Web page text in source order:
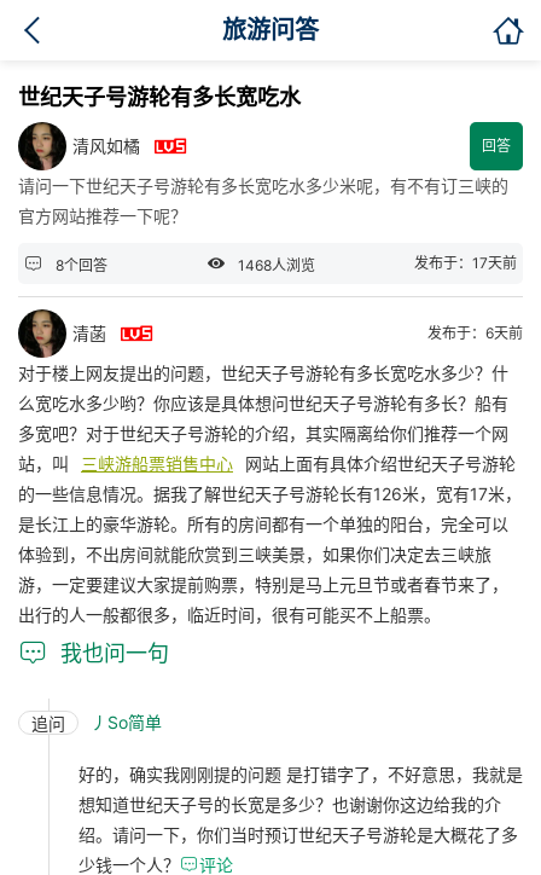
旅游问答 
世纪天子号游轮有多长宽吃水
清风如橘  回答
请问一下世纪天子号游轮有多长宽吃水多少米呢，有不有订三峡的
官方网站推荐一下呢？
 8个回答  1468人浏览 发布于：17天前
清菡  发布于：6天前
对于楼上网友提出的问题，世纪天子号游轮有多长宽吃水多少？什
么宽吃水多少哟？你应该是具体想问世纪天子号游轮有多长？船有
多宽吧？对于世纪天子号游轮的介绍，其实隔离给你们推荐一个网
站，叫
三峡游船票销售中心
网站上面有具体介绍世纪天子号游轮
的一些信息情况。据我了解世纪天子号游轮长有126米，宽有17米，
是长江上的豪华游轮。所有的房间都有一个单独的阳台，完全可以
体验到，不出房间就能欣赏到三峡美景，如果你们决定去三峡旅
游，一定要建议大家提前购票，特别是马上元旦节或者春节来了，
出行的人一般都很多，临近时间，很有可能买不上船票。
 我也问一句
追问 丿So简单
好的，确实我刚刚提的问题 是打错字了，不好意思，我就是
想知道世纪天子号的长宽是多少？也谢谢你这边给我的介
绍。请问一下，你们当时预订世纪天子号游轮是大概花了多
少钱一个人？ 评论